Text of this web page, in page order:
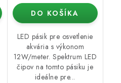
DO KOŠÍKA
LED pásik pre osvetlenie
akvária s výkonom
12W/meter. Spektrum LED
čipov na tomto pásiku je
ideálne pre...